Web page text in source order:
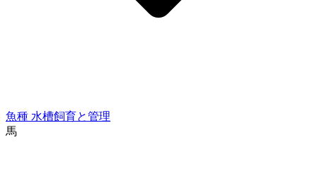
魚種 水槽飼育と管理
馬